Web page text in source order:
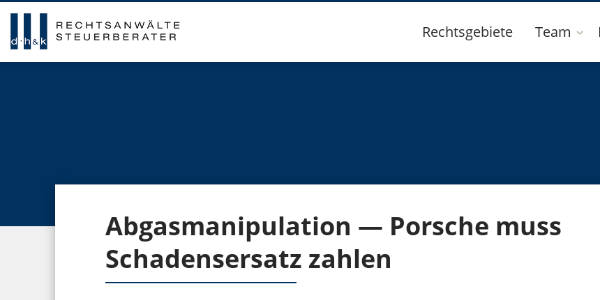
Rechtsgebiete Team
Abgasmanipulation — Porsche muss
Schadensersatz zahlen